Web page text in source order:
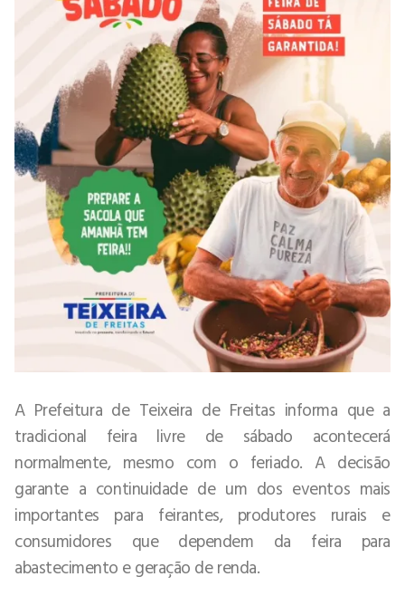
A Prefeitura de Teixeira de Freitas informa que a
tradicional feira livre de sábado acontecerá
normalmente, mesmo com o feriado. A decisão
garante a continuidade de um dos eventos mais
importantes para feirantes, produtores rurais e
consumidores que dependem da feira para
abastecimento e geração de renda.